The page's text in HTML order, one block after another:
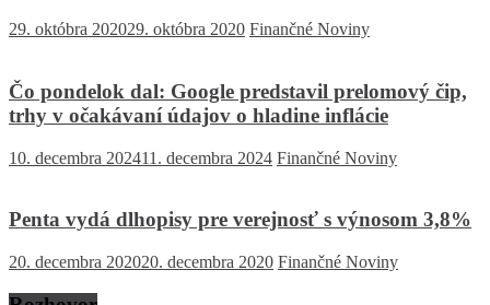
29. októbra 202029. októbra 2020 Finančné Noviny
Čo pondelok dal: Google predstavil prelomový čip,
trhy v očakávaní údajov o hladine inflácie
10. decembra 202411. decembra 2024 Finančné Noviny
Penta vydá dlhopisy pre verejnosť s výnosom 3,8%
20. decembra 202020. decembra 2020 Finančné Noviny